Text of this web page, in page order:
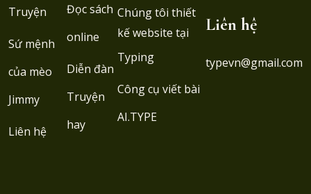
Truyện
Sứ mệnh
của mèo
Jimmy
Liên hệ
Đọc sách
online
Diễn đàn
Truyện
hay
Chúng tôi thiết
kế website tại
Typing
Công cụ viết bài
AI.TYPE
Liên hệ
typevn@gmail.com